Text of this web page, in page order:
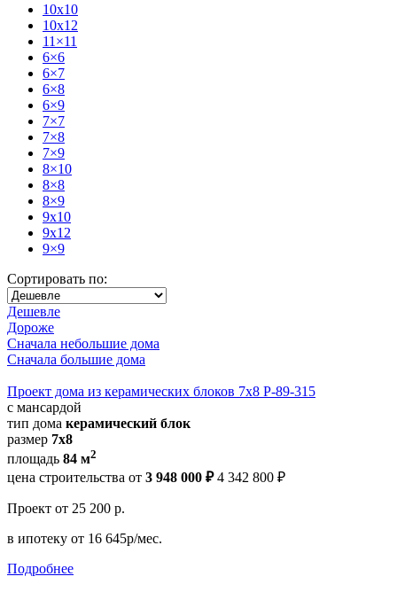
10x10
10x12
11×11
6×6
6×7
6×8
6×9
7×7
7×8
7×9
8×10
8×8
8×9
9x10
9x12
9×9
Сортировать по:
Дешевле
Дороже
Сначала небольшие дома
Сначала большие дома
Проект дома из керамических блоков 7x8 Р-89-315
с мансардой
тип дома керамический блок
размер 7x8
площадь 84 м2
цена строительства от 3 948 000 ₽ 4 342 800 ₽
Проект от 25 200 р.
в ипотеку от 16 645р/мес.
Подробнее